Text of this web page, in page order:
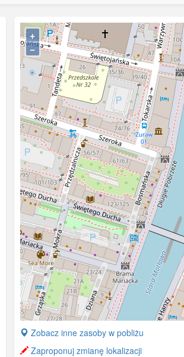
+
−
+
−
Zobacz inne zasoby w pobliżu
Zaproponuj zmianę lokalizacji